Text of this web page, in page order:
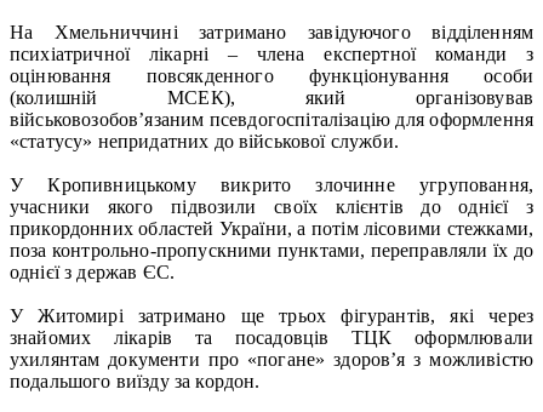
На Хмельниччині затримано завідуючого відділенням
психіатричної лікарні – члена експертної команди з
оцінювання повсякденного функціонування особи
(колишній МСЕК), який організовував
військовозобов’язаним псевдогоспіталізацію для оформлення
«статусу» непридатних до військової служби.
У Кропивницькому викрито злочинне угруповання,
учасники якого підвозили своїх клієнтів до однієї з
прикордонних областей України, а потім лісовими стежками,
поза контрольно-пропускними пунктами, переправляли їх до
однієї з держав ЄС.
У Житомирі затримано ще трьох фігурантів, які через
знайомих лікарів та посадовців ТЦК оформлювали
ухилянтам документи про «погане» здоров’я з можливістю
подальшого виїзду за кордон.